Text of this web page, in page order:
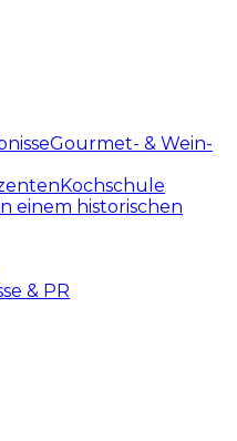
Gourmet- & Wein-
Kochschule
einem historischen
& PR